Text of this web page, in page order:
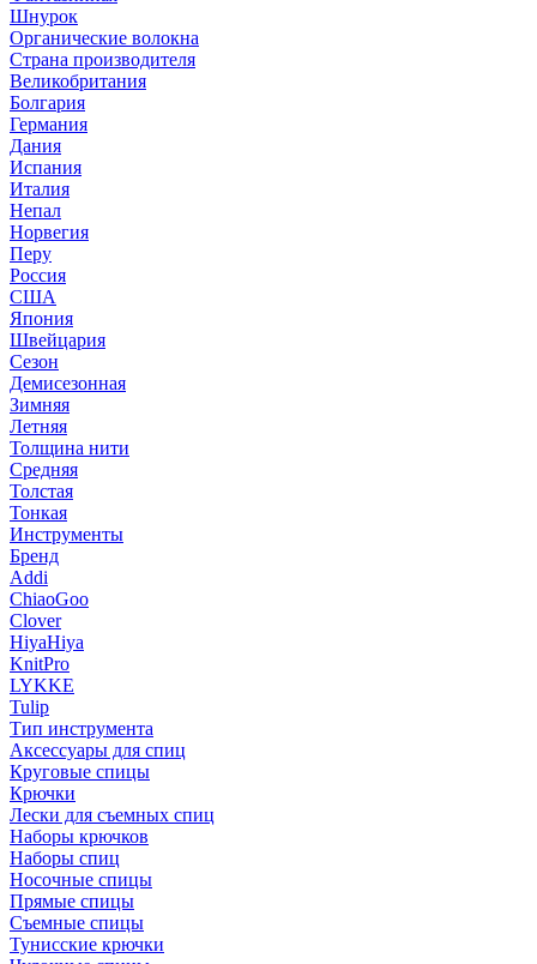
Шнурок
Органические волокна
Страна производителя
Великобритания
Болгария
Германия
Дания
Испания
Италия
Непал
Норвегия
Перу
Россия
США
Япония
Швейцария
Сезон
Демисезонная
Зимняя
Летняя
Толщина нити
Средняя
Толстая
Тонкая
Инструменты
Бренд
Addi
ChiaoGoo
Clover
HiyaHiya
KnitPro
LYKKE
Tulip
Тип инструмента
Аксессуары для спиц
Круговые спицы
Крючки
Лески для съемных спиц
Наборы крючков
Наборы спиц
Носочные спицы
Прямые спицы
Съемные спицы
Тунисские крючки